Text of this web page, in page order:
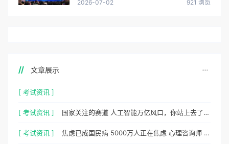
2026-07-02 921 浏览
文章展示
[ 考试资讯 ]
[ 考试资讯 ] 国家关注的赛道 人工智能万亿风口，你站上去了吗？
[ 考试资讯 ] 焦虑已成国民病 5000万人正在焦虑 心理咨询师 130万缺口等你填